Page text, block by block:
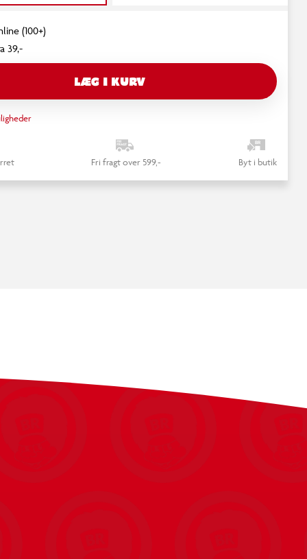
(100+)
39,-
LÆG I KURV
Fri fragt over 599,- Byt i butik